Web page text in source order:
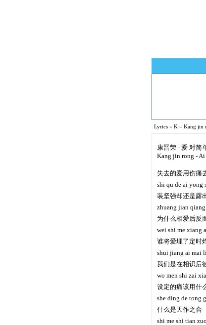
Lyrics » K » Kang jin
康晋荣 - 爱 对简
Kang jin rong -
失去的爱用伤痛
shi qu de ai yong
装坚强却还是露
zhuang jian
为什么相爱后反
wei shi me xiang
谁将爱埋了定时
shui jiang ai mai
我们是在相识后
wo men shi zai
设定的痛该用什
she ding de tong
什么是天作之合
shi me shi tian